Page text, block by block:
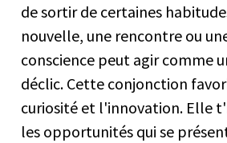
de sortir de certaines
nouvelle, une rencontre ou
conscience peut agir comme
déclic. Cette conjonction
curiosité et l'innovation. Elle
les opportunités qui se